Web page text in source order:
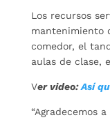
Los recursos
mantenimiento
comedor, el
aulas de clase,
Ver video:Así
“Agradecemos